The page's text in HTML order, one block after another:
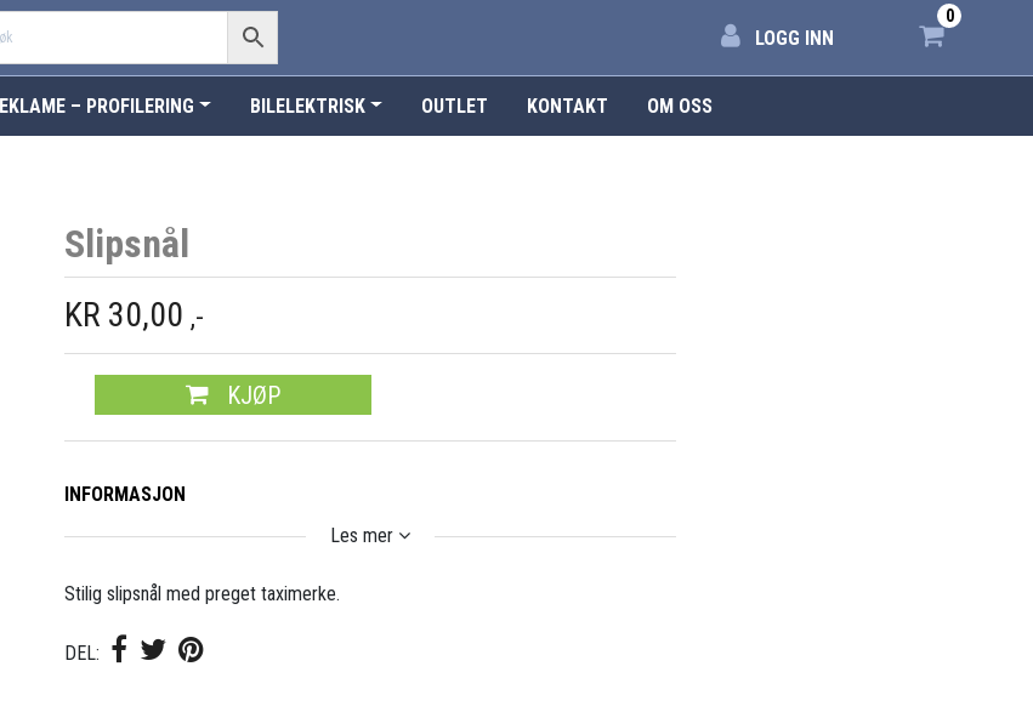
LOGG INN
0
– PROFILERING BILELEKTRISK OUTLET KONTAKT OM OSS
Slipsnål
KR 30,00 ,-
KJØP
INFORMASJON
Les mer
Stilig slipsnål med preget taximerke.
DEL: